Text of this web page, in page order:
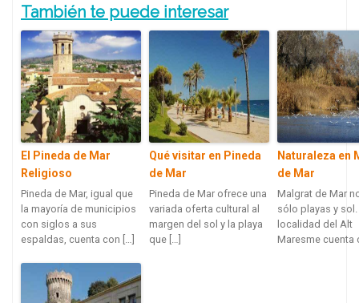
También te puede interesar
El Pineda de Mar
Religioso
Pineda de Mar, igual que
la mayoría de municipios
con siglos a sus
espaldas, cuenta con […]
Qué visitar en Pineda
de Mar
Pineda de Mar ofrece una
variada oferta cultural al
margen del sol y la playa
que […]
Naturaleza en
de Mar
Malgrat de Mar
sólo playas y sol.
localidad del Alt
Maresme cuenta